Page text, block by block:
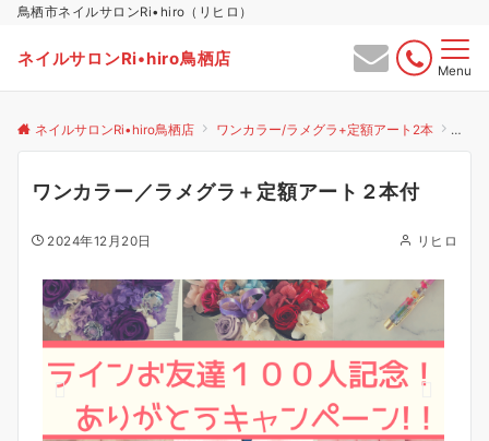
鳥栖市ネイルサロンRi•hiro（リヒロ）
ネイルサロンRi•hiro鳥栖店
Menu
ネイルサロンRi•hiro鳥栖店 ワンカラー/ラメグラ+定額アート2本 ワン
ワンカラー／ラメグラ＋定額アート２本付
2024年12月20日 リヒロ